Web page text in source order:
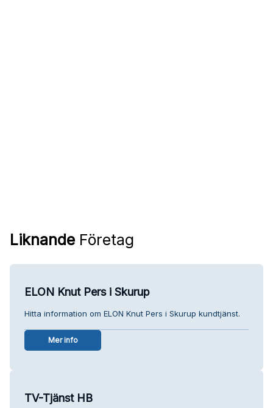
Liknande Företag
ELON Knut Pers i Skurup
Hitta information om ELON Knut Pers i Skurup kundtjänst.
Mer info
TV-Tjänst HB